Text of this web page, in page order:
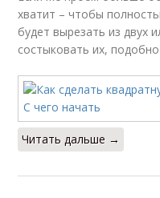
хватит – чтобы
будет вырезать из двух
состыковать их,
Читать дальше →